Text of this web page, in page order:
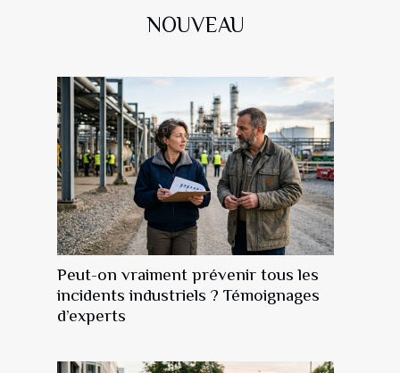
NOUVEAU
Peut-on vraiment prévenir tous les
incidents industriels ? Témoignages
d’experts